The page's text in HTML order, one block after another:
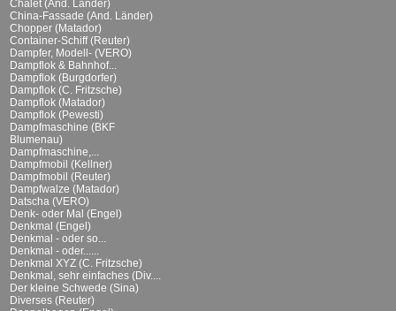
Chalet (And. Länder)
China-Fassade (And. Länder)
Chopper (Matador)
Container-Schiff (Reuter)
Dampfer, Modell- (VERO)
Dampflok & Bahnhof...
Dampflok (Burgdorfer)
Dampflok (C. Fritzsche)
Dampflok (Matador)
Dampflok (Pewesti)
Dampfmaschine (BKF
Blumenau)
Dampfmaschine,...
Dampfmobil (Kellner)
Dampfmobil (Reuter)
Dampfwalze (Matador)
Datscha (VERO)
Denk- oder Mal (Engel)
Denkmal (Engel)
Denkmal - oder so...
Denkmal - oder......
Denkmal XYZ (C. Fritzsche)
Denkmal, sehr einfaches (Div....
Der kleine Schwede (Sina)
Diverses (Reuter)